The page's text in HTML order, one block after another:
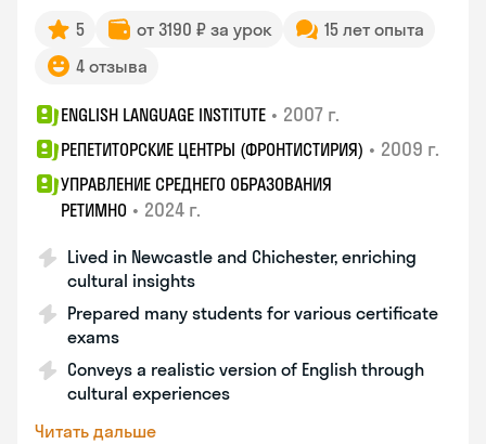
5 от 3190 ₽ за урок
15 лет опыта
4 отзыва
ENGLISH LANGUAGE INSTITUTE • 2007 г.
РЕПЕТИТОРСКИЕ ЦЕНТРЫ (ФРОНТИСТИРИЯ) • 2009 г.
УПРАВЛЕНИЕ СРЕДНЕГО ОБРАЗОВАНИЯ
РЕТИМНО • 2024 г.
Lived in Newcastle and Chichester, enriching
cultural insights
Prepared many students for various certificate
exams
Conveys a realistic version of English through
cultural experiences
Читать дальше